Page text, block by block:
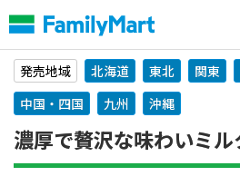
文
へ
発売地域
北海道 東北 関東
中国・四国
九州 沖縄
濃厚で贅沢な味わいミ